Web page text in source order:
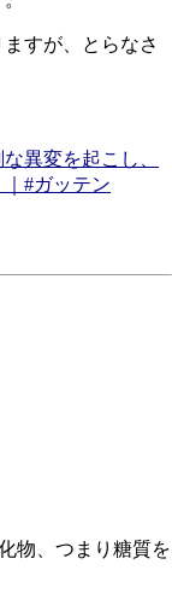
すが、とらなさ
異変を起こし、
#ガッテン
物、つまり糖質を